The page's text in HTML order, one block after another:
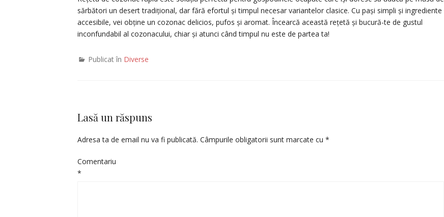
sărbători un desert tradițional, dar fără efortul și timpul necesar variantelor clasice. Cu pași simpli și ingrediente
accesibile, vei obține un cozonac delicios, pufos și aromat. Încearcă această rețetă și bucură-te de gustul
inconfundabil al cozonacului, chiar și atunci când timpul nu este de partea ta!
Publicat în Diverse
Lasă un răspuns
Adresa ta de email nu va fi publicată. Câmpurile obligatorii sunt marcate cu *
Comentariu
*